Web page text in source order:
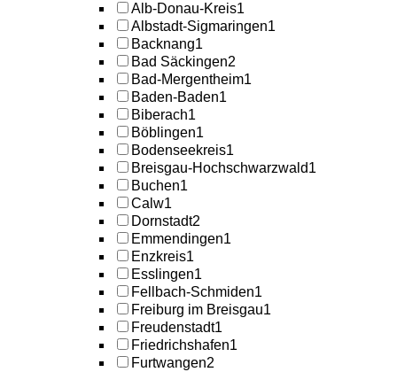
Alb-Donau-Kreis1
Albstadt-Sigmaringen1
Backnang1
Bad Säckingen2
Bad-Mergentheim1
Baden-Baden1
Biberach1
Böblingen1
Bodenseekreis1
Breisgau-Hochschwarzwald1
Buchen1
Calw1
Dornstadt2
Emmendingen1
Enzkreis1
Esslingen1
Fellbach-Schmiden1
Freiburg im Breisgau1
Freudenstadt1
Friedrichshafen1
Furtwangen2